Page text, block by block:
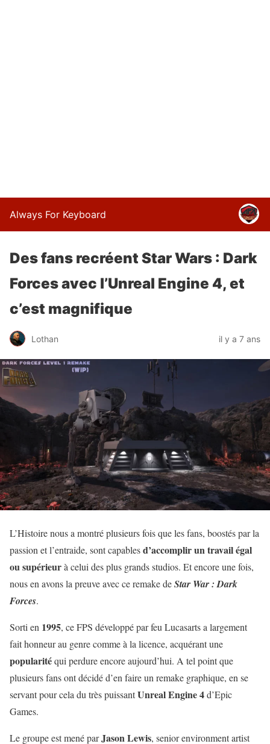
Always For Keyboard
Des fans recréent Star Wars : Dark
Forces avec l’Unreal Engine 4, et
c’est magnifique
Lothan il y a 7 ans
L’Histoire nous a montré plusieurs fois que les fans, boostés par la
passion et l’entraide, sont capablesd’accomplir un travail égal
ou supérieurà celui des plus grands studios. Et encore une fois,
nous en avons la preuve avec ce remake deStar War : Dark
Forces.
Sorti en 1995, ce FPS développé par feu Lucasarts a largement
fait honneur au genre comme à la licence, acquérant une
popularitéqui perdure encore aujourd’hui. A tel point que
plusieurs fans ont décidé d’en faire un remake graphique, en se
servant pour cela du très puissantUnreal Engine 4d’Epic
Games.
Le groupe est mené parJason Lewis, senior environment artist